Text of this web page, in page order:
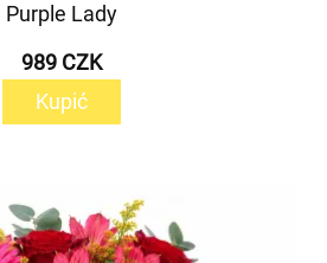
Purple Lady
989 CZK
Kupić